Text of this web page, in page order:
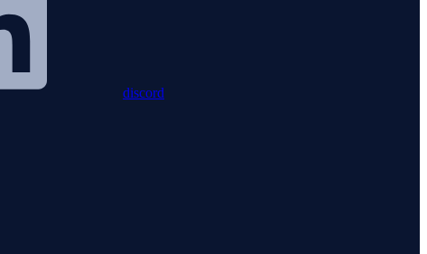
discord